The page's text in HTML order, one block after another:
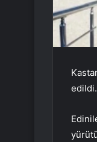
edildi.